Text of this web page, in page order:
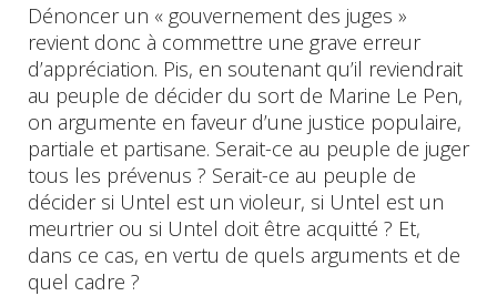
Dénoncer un « gouvernement des juges »
revient donc à commettre une grave erreur
d’appréciation. Pis, en soutenant qu’il reviendrait
au peuple de décider du sort de Marine Le Pen,
on argumente en faveur d’une justice populaire,
partiale et partisane. Serait-ce au peuple de juger
tous les prévenus ? Serait-ce au peuple de
décider si Untel est un violeur, si Untel est un
meurtrier ou si Untel doit être acquitté ? Et,
dans ce cas, en vertu de quels arguments et de
quel cadre ?